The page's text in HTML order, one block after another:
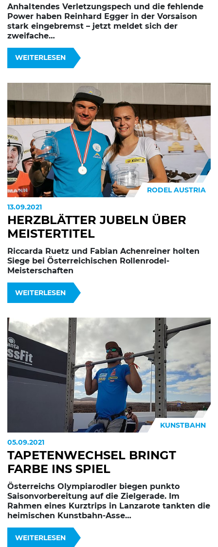
Anhaltendes Verletzungspech und die fehlende
Power haben Reinhard Egger in der Vorsaison
stark eingebremst – jetzt meldet sich der
zweifache…
WEITERLESEN
RODEL AUSTRIA
13.09.2021
HERZBLÄTTER JUBELN ÜBER
MEISTERTITEL
Riccarda Ruetz und Fabian Achenreiner holten
Siege bei Österreichischen Rollenrodel-
Meisterschaften
WEITERLESEN
KUNSTBAHN
05.09.2021
TAPETENWECHSEL BRINGT
FARBE INS SPIEL
Österreichs Olympiarodler biegen punkto
Saisonvorbereitung auf die Zielgerade. Im
Rahmen eines Kurztrips in Lanzarote tankten die
heimischen Kunstbahn-Asse…
WEITERLESEN